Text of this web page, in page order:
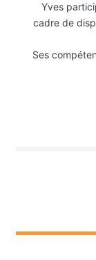
Yves
cadre de
Ses